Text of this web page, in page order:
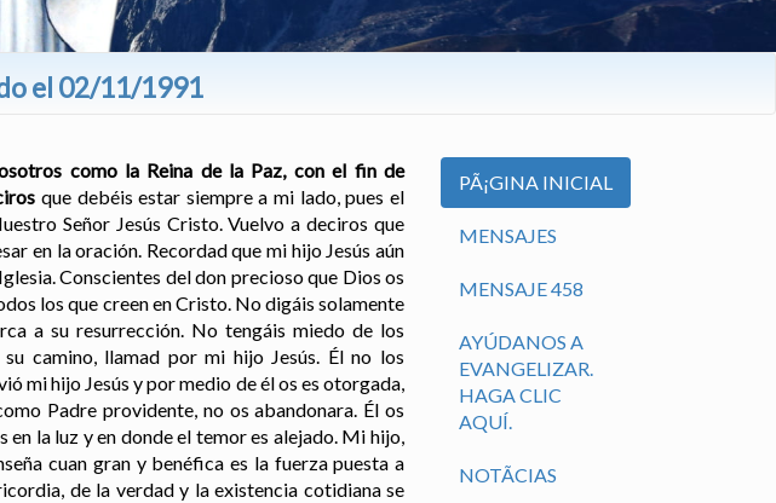
el 02/11/1991
como la Reina de la Paz, con el fin de
que debéis estar siempre a mi lado, pues el
Señor Jesús Cristo. Vuelvo a deciros que
en la oración. Recordad que mi hijo Jesús aún
Conscientes del don precioso que Dios os
los que creen en Cristo. No digáis solamente
a su resurrección. No tengáis miedo de los
camino, llamad por mi hijo Jesús. Él no los
mi hijo Jesús y por medio de él os es otorgada,
Padre providente, no os abandonara. Él os
la luz y en donde el temor es alejado. Mi hijo,
cuan gran y benéfica es la fuerza puesta a
de la verdad y la existencia cotidiana se
PÃ¡GINA INICIAL
MENSAJES
MENSAJE 458
AYÚDANOS A
EVANGELIZAR.
HAGA CLIC
AQUÍ.
NOTÃ­CIAS